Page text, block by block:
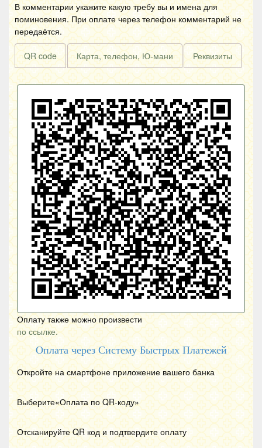
В комментарии укажите какую требу вы и имена для
поминовения. При оплате через телефон комментарий не
передаётся.
QR code Карта, телефон, Ю-мани Реквизиты
Оплату также можно произвести
по ссылке.
Оплата через Систему Быстрых Платежей
Откройте на смартфоне приложение вашего банка
Выберите«Оплата по QR-коду»
Отсканируйте QR код и подтвердите оплату